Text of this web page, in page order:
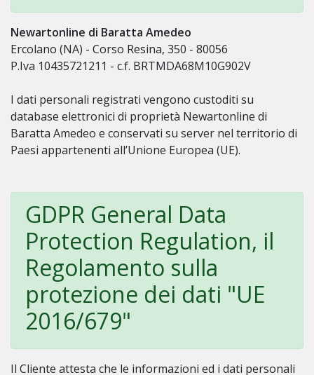
Newartonline di Baratta Amedeo
Ercolano (NA) - Corso Resina, 350 - 80056
P.Iva 10435721211 - c.f. BRTMDA68M10G902V
I dati personali registrati vengono custoditi su
database elettronici di proprietà Newartonline di
Baratta Amedeo e conservati su server nel territorio di
Paesi appartenenti all’Unione Europea (UE).
GDPR General Data
Protection Regulation, il
Regolamento sulla
protezione dei dati "UE
2016/679"
Il Cliente attesta che le informazioni ed i dati personali